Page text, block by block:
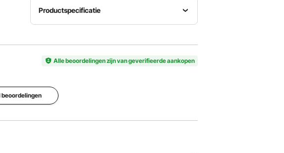
Productspecificatie
Artikelmodelnummer
Productgrootte
6,5 x
opgevouwen
23,62 x
Alle beoordelingen zijn van geverifieerde aankopen
beoordelingen